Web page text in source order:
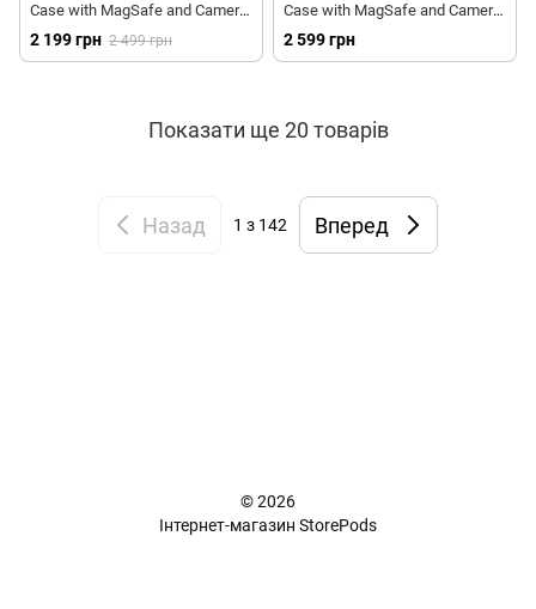
Case with MagSafe and Camera
Control – Lime Stone (MGJE4)
2 199 грн 2 499 грн
Case with MagSafe and Camera
Control – Pebble Pink (MGJF4)
2 599 грн
Показати ще 20 товарів
Назад 1 з 142 Вперед
© 2026
Інтернет-магазин StorePods